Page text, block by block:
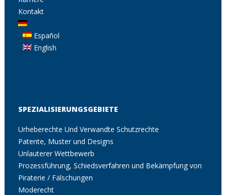
Kontakt
Español
English
SPEZIALISIERUNGSGEBIETE
Urheberechte Und Verwandte Schutzrechte
Patente, Muster und Designs
Unlauterer Wettbewerb
Prozessführung, Schiedsverfahren und Bekämpfung von
Piraterie / Fälschungen
Moderecht